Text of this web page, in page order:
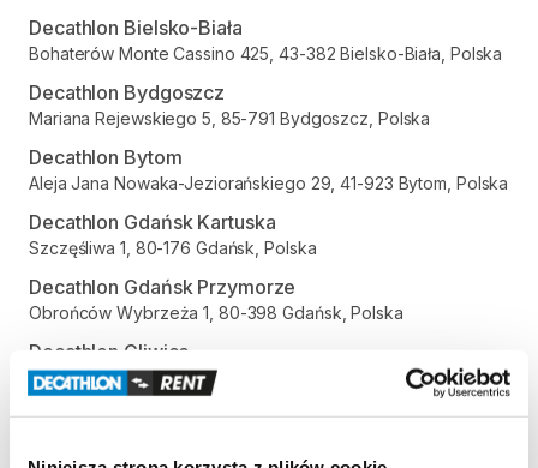
Decathlon Bielsko-Biała
Bohaterów Monte Cassino 425, 43-382 Bielsko-Biała, Polska
Decathlon Bydgoszcz
Mariana Rejewskiego 5, 85-791 Bydgoszcz, Polska
Decathlon Bytom
Aleja Jana Nowaka-Jeziorańskiego 29, 41-923 Bytom, Polska
Decathlon Gdańsk Kartuska
Szczęśliwa 1, 80-176 Gdańsk, Polska
Decathlon Gdańsk Przymorze
Obrońców Wybrzeża 1, 80-398 Gdańsk, Polska
Decathlon Gliwice
Aleja Jana Nowaka-Jeziorańskiego 7, 44-102 Gliwice, Polska
Decathlon Gniezno